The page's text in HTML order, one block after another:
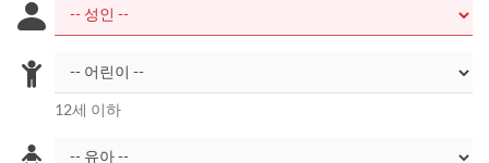
12세 이하